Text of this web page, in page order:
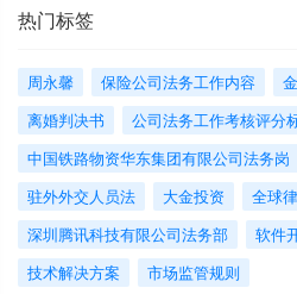
热门标签
周永馨 保险公司法务工作内容
离婚判决书
公司法务工作考核评分
中国铁路物资华东集团有限公司法务岗
驻外外交人员法
大金投资 全球
深圳腾讯科技有限公司法务部
软件
技术解决方案
市场监管规则